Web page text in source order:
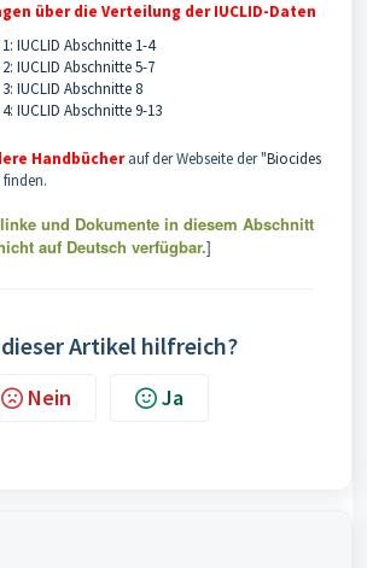
über die Verteilung der IUCLID-Daten
IUCLID Abschnitte 1-4
IUCLID Abschnitte 5-7
IUCLID Abschnitte 8
IUCLID Abschnitte 9-13
Handbücherauf der Webseite der "Biocides
und Dokumente in diesem Abschnitt
auf Deutsch verfügbar.]
Artikel hilfreich?
Nein Ja